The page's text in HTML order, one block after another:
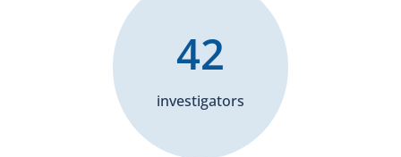
investigators
42